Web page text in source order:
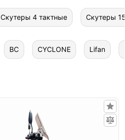
Скутеры 4 тактные Скутеры
BC CYCLONE Lifan